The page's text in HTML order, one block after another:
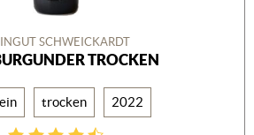
SCHWEICKARDT
TROCKEN
trocken 2022